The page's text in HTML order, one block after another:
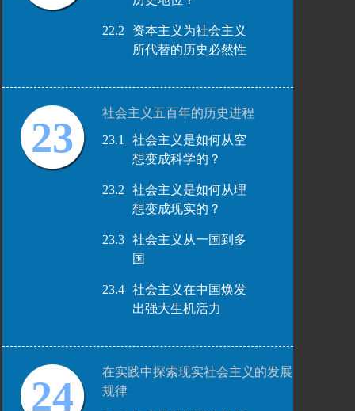
22.2
资本主义为社会主义
所代替的历史必然性
23
社会主义五百年的历史进程
23.1
社会主义是如何从空
想变成科学的？
23.2
社会主义是如何从理
想变成现实的？
23.3
社会主义从一国到多
国
23.4
社会主义在中国焕发
出强大生机活力
24
在实践中探索现实社会主义的发展
规律